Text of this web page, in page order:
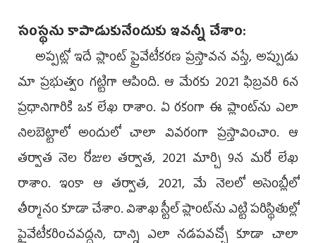
సంస్థను కాపాడుకునేందుకు ఇవన్నీ చేశాం:
అప్పట్లో ఇదే ప్లాంట్‌ ప్రైవేటీకరణ ప్రస్తావన వస్తే, అప్పుడు
మా ప్రభుత్వం గట్టిగా ఆపింది. ఆ మేరకు 2021 ఫిబ్రవరి 6న
ప్రధానిగారికి ఒక లేఖ రాశాం. ఏ రకంగా ఈ ప్లాంట్‌ను ఎలా
నిలబెట్టాలో అందులో చాలా వివరంగా ప్రస్తావించాం. ఆ
తర్వాత నెల రోజుల తర్వాత, 2021 మార్చి 9న మరో లేఖ
రాశాం. ఇంకా ఆ తర్వాత, 2021, మే నెలలో అసెంబ్లీలో
తీర్మానం కూడా చేశాం. విశాఖ స్టీల్‌ ప్లాంట్‌ను ఎట్టి పరిస్థితుల్లో
ప్రైవేటీకరించవద్దని, దాన్ని ఎలా నడపవచ్చో కూడా చాలా